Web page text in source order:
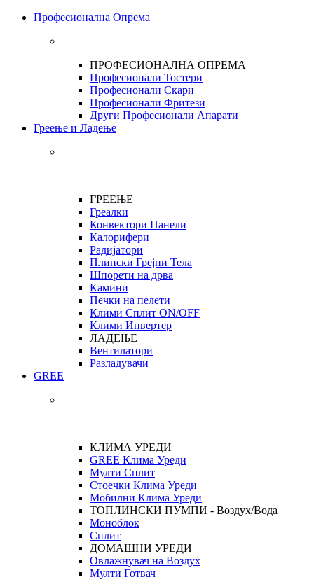
Професионална Опрема
ПРОФЕСИОНАЛНА ОПРЕМА
Професионали Тостери
Професионали Скари
Професионали Фритези
Други Професионали Апарати
Греење и Ладење
ГРЕЕЊЕ
Греалки
Конвектори Панели
Калорифери
Радијатори
Плински Грејни Тела
Шпорети на дрва
Камини
Печки на пелети
Клими Сплит ON/OFF
Клими Инвертер
ЛАДЕЊЕ
Вентилатори
Разладувачи
GREE
КЛИМА УРЕДИ
GREE Клима Уреди
Мулти Сплит
Стоечки Клима Уреди
Мобилни Клима Уреди
ТОПЛИНСКИ ПУМПИ - Воздух/Вода
Моноблок
Сплит
ДОМАШНИ УРЕДИ
Овлажнувач на Воздух
Мулти Готвач